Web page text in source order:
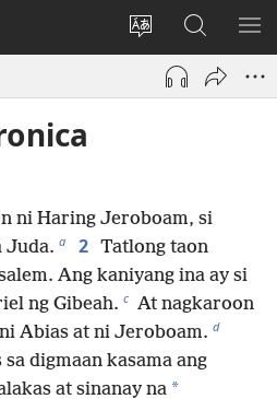
Baguhin
ang
wika
Mag-
log
sa
JW.ORG
ni Haring Jeroboam, si
Juda. a 2 Tatlong taon
Ang kaniyang ina ay si
ng Gibeah. c At nagkaroon
Abias at ni Jeroboam. d
digmaan kasama ang
at sinanay na *